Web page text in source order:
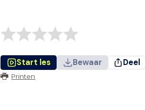
Start les Bewaar Deel
Printen